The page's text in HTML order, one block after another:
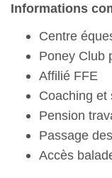
Informations
Centre
Poney Club
Affilié FFE
Coaching
Pension
Passage
Accès